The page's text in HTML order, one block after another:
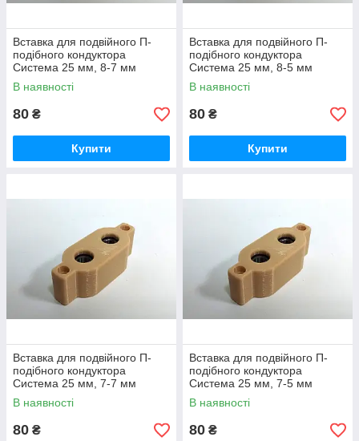
Вставка для подвійного П-
подібного кондуктора
Система 25 мм, 8-7 мм
В наявності
80 ₴
Купити
Вставка для подвійного П-
подібного кондуктора
Система 25 мм, 8-5 мм
В наявності
80 ₴
Купити
Вставка для подвійного П-
подібного кондуктора
Система 25 мм, 7-7 мм
В наявності
80 ₴
Вставка для подвійного П-
подібного кондуктора
Система 25 мм, 7-5 мм
В наявності
80 ₴